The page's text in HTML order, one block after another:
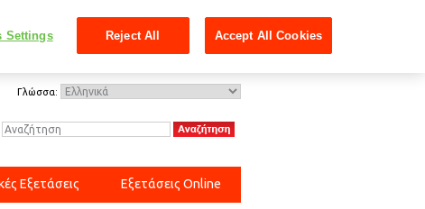
Γλώσσα:
Εξετάσεις Εξετάσεις Online
Settings Reject All Accept All Cookies